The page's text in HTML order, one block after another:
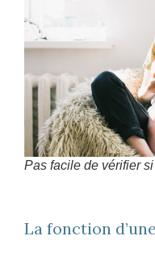
Pas facile de vérifier
La fonction